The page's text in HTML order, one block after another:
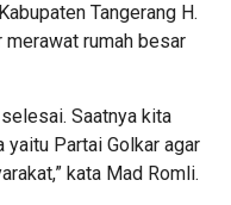
Tangerang H.
merawat rumah besar
Saatnya kita
Partai Golkar agar
kata Mad Romli.